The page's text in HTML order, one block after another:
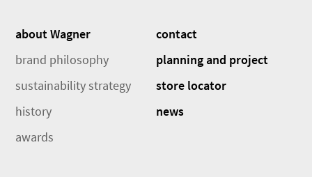
about Wagner
brand philosophy
sustainability strategy
history
awards
contact
planning and project
store locator
news